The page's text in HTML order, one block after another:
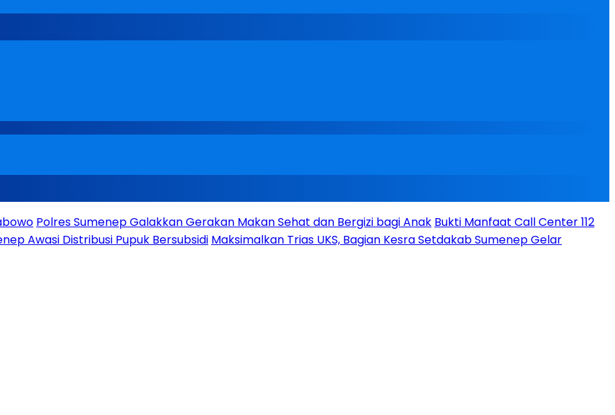
Polres Sumenep Galakkan Gerakan Makan Sehat dan Bergizi bagi Anak Bukti Manfaat Call Center 112
Awasi Distribusi Pupuk Bersubsidi Maksimalkan Trias UKS, Bagian Kesra Setdakab Sumenep Gelar